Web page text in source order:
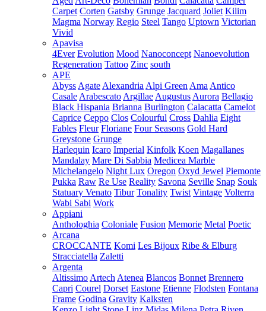
Carpet Corten Gatsby Grunge Jacquard Joliet Kilim
Magma Norway Regio Steel Tango Uptown Victorian
Vivid
Apavisa
4Ever Evolution Mood Nanoconcept Nanoevolution
Regeneration Tattoo Zinc south
APE
Abyss Agate Alexandria Alpi Green Ama Antico
Casale Arabescato Argillae Augustus Aurora Bellagio
Black Hispania Brianna Burlington Calacatta Camelot
Caprice Ceppo Clos Colourful Cross Dahlia Eight
Fables Fleur Floriane Four Seasons Gold Hard
Greystone Grunge
Harlequin Icaro Imperial Kinfolk Koen Magallanes
Mandalay Mare Di Sabbia Medicea Marble
Michelangelo Night Lux Oregon Oxyd Jewel Piemonte
Pukka Raw Re Use Reality Savona Seville Snap Souk
Statuary Venato Tibur Tonality Twist Vintage Volterra
Wabi Sabi Work
Appiani
Anthologhia Coloniale Fusion Memorie Metal Poetic
Arcana
CROCCANTE Komi Les Bijoux Ribe & Elburg
Stracciatella Zaletti
Argenta
Altissimo Artech Atenea Blancos Bonnet Brennero
Capri Courel Dorset Eastone Etienne Flodsten Fontana
Frame Godina Gravity Kalksten